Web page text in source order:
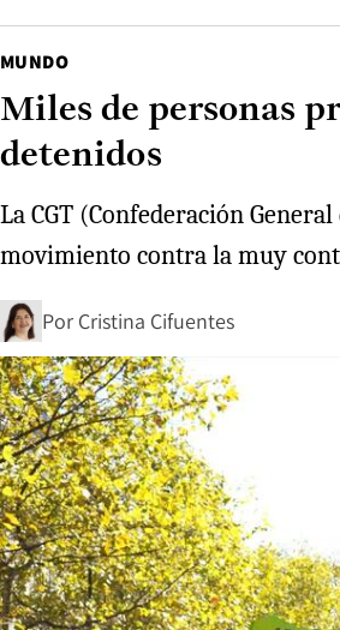
MUNDO
Miles de personas
detenidos
La CGT (Confederación
movimiento contra la muy
Por Cristina Cifuentes